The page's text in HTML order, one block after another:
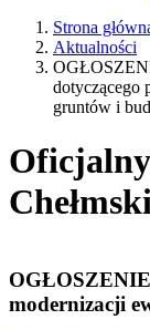
Strona
Aktualności
dotyczącego
gruntów i
modernizacji